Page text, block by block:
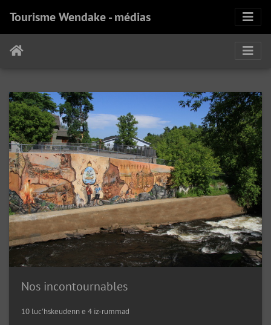
Tourisme Wendake - médias
Nos incontournables
10 luc'hskeudenn e 4 iz-rummad